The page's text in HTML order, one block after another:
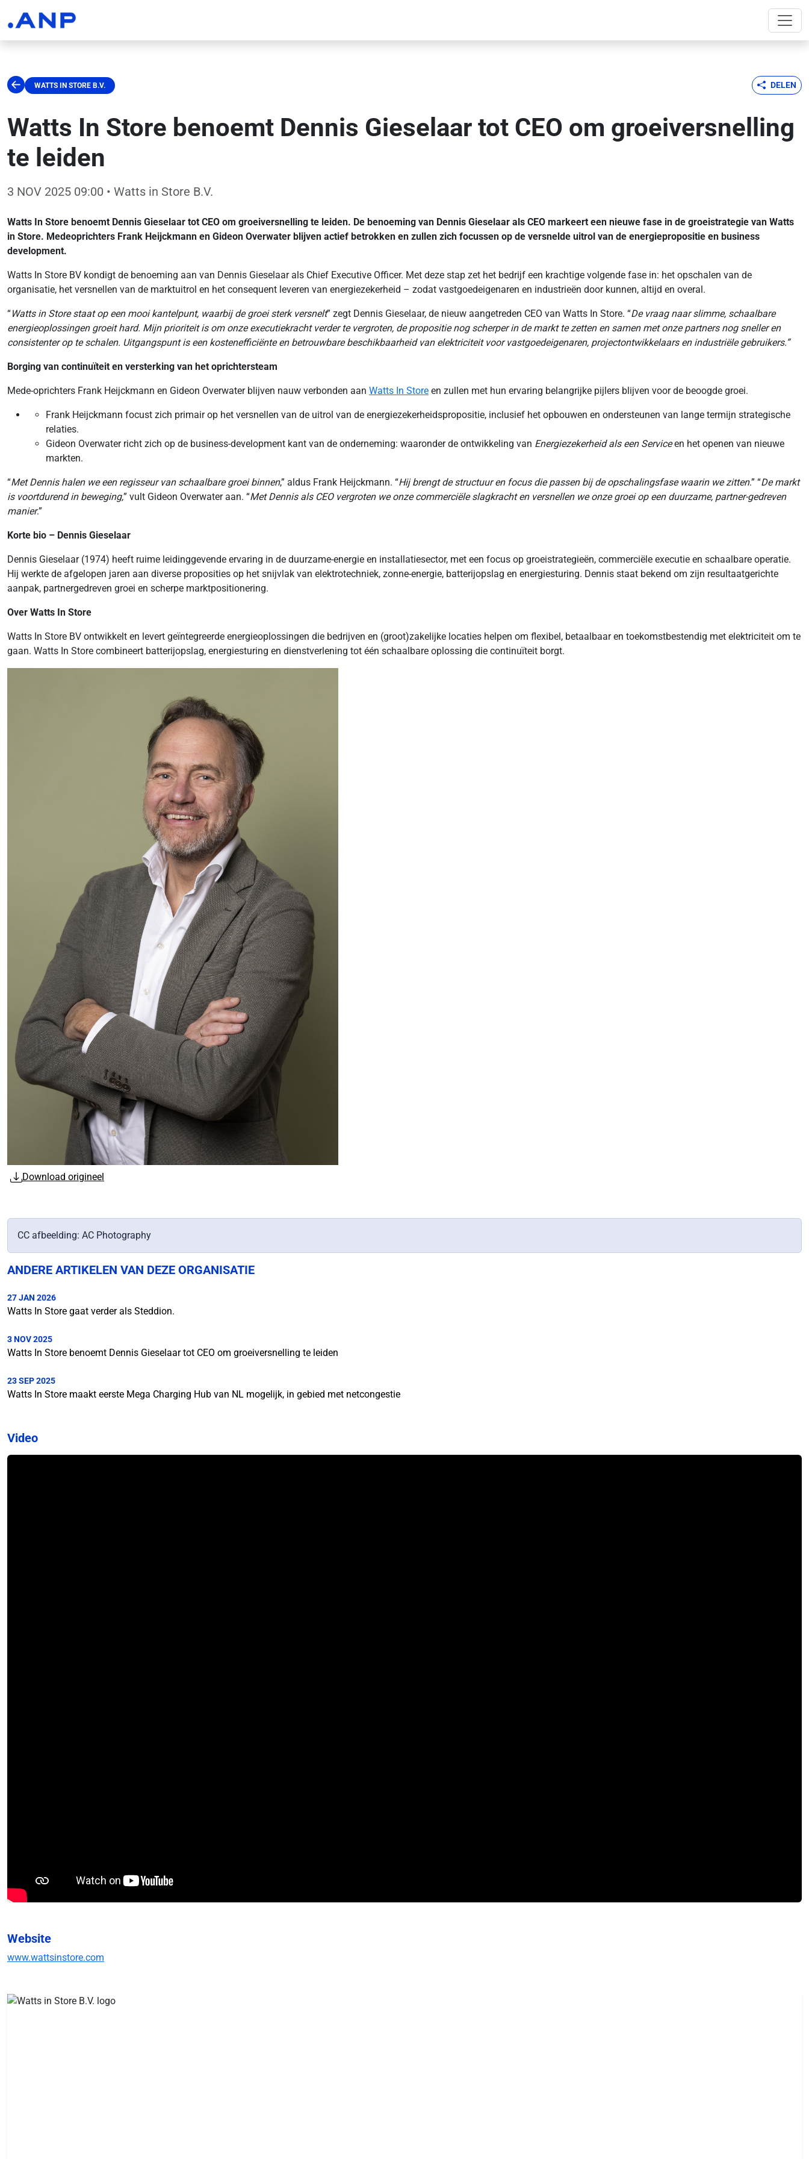
WATTS IN STORE B.V. DELEN
Watts In Store benoemt Dennis Gieselaar tot CEO om groeiversnelling
te leiden
3 NOV 2025 09:00 • Watts in Store B.V.
Watts In Store benoemt Dennis Gieselaar tot CEO om groeiversnelling te leiden. De benoeming van Dennis Gieselaar als CEO markeert een nieuwe fase in de groeistrategie van Watts
in Store. Medeoprichters Frank Heijckmann en Gideon Overwater blijven actief betrokken en zullen zich focussen op de versnelde uitrol van de energiepropositie en business
development.
Watts In Store BV kondigt de benoeming aan van Dennis Gieselaar als Chief Executive Officer. Met deze stap zet het bedrijf een krachtige volgende fase in: het opschalen van de
organisatie, het versnellen van de marktuitrol en het consequent leveren van energiezekerheid – zodat vastgoedeigenaren en industrieën door kunnen, altijd en overal.
“Watts in Store staat op een mooi kantelpunt, waarbij de groei sterk versnelt” zegt Dennis Gieselaar, de nieuw aangetreden CEO van Watts In Store. “De vraag naar slimme, schaalbare
energieoplossingen groeit hard. Mijn prioriteit is om onze executiekracht verder te vergroten, de propositie nog scherper in de markt te zetten en samen met onze partners nog sneller en
consistenter op te schalen. Uitgangspunt is een kostenefficiënte en betrouwbare beschikbaarheid van elektriciteit voor vastgoedeigenaren, projectontwikkelaars en industriële gebruikers.”
Borging van continuïteit en versterking van het oprichtersteam
Mede-oprichters Frank Heijckmann en Gideon Overwater blijven nauw verbonden aan Watts In Store en zullen met hun ervaring belangrijke pijlers blijven voor de beoogde groei.
Frank Heijckmann focust zich primair op het versnellen van de uitrol van de energiezekerheidspropositie, inclusief het opbouwen en ondersteunen van lange termijn strategische
relaties.
Gideon Overwater richt zich op de business-development kant van de onderneming: waaronder de ontwikkeling van Energiezekerheid als een Serviceen het openen van nieuwe
markten.
“Met Dennis halen we een regisseur van schaalbare groei binnen,” aldus Frank Heijckmann. “Hij brengt de structuur en focus die passen bij de opschalingsfase waarin we zitten.” “De markt
is voortdurend in beweging,” vult Gideon Overwater aan. “Met Dennis als CEO vergroten we onze commerciële slagkracht en versnellen we onze groei op een duurzame, partner-gedreven
manier.”
Korte bio – Dennis Gieselaar
Dennis Gieselaar (1974) heeft ruime leidinggevende ervaring in de duurzame-energie en installatiesector, met een focus op groeistrategieën, commerciële executie en schaalbare operatie.
Hij werkte de afgelopen jaren aan diverse proposities op het snijvlak van elektrotechniek, zonne-energie, batterijopslag en energiesturing. Dennis staat bekend om zijn resultaatgerichte
aanpak, partnergedreven groei en scherpe marktpositionering.
Over Watts In Store
Watts In Store BV ontwikkelt en levert geïntegreerde energieoplossingen die bedrijven en (groot)zakelijke locaties helpen om flexibel, betaalbaar en toekomstbestendig met elektriciteit om te
gaan. Watts In Store combineert batterijopslag, energiesturing en dienstverlening tot één schaalbare oplossing die continuïteit borgt.
Download origineel
CC afbeelding: AC Photography
ANDERE ARTIKELEN VAN DEZE ORGANISATIE
27 JAN 2026
Watts In Store gaat verder als Steddion.
3 NOV 2025
Watts In Store benoemt Dennis Gieselaar tot CEO om groeiversnelling te leiden
23 SEP 2025
Watts In Store maakt eerste Mega Charging Hub van NL mogelijk, in gebied met netcongestie
Video
Website
www.wattsinstore.com